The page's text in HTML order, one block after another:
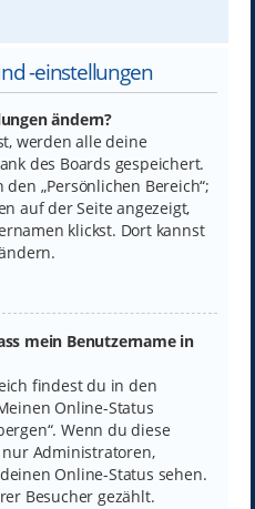
-einstellungen
ändern?
werden alle deine
des Boards gespeichert.
„Persönlichen Bereich“;
auf der Seite angezeigt,
klickst. Dort kannst
mein Benutzername in
findest du in den
Online-Status
Wenn du diese
Administratoren,
Online-Status sehen.
Besucher gezählt.